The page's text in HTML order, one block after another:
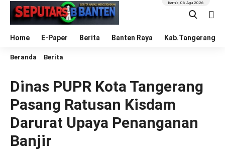
Home E-Paper Berita Banten Raya Kab.Tangerang
Kamis, 06 Agu 2026
Beranda Berita
Dinas PUPR Kota Tangerang
Pasang Ratusan Kisdam
Darurat Upaya Penanganan
Banjir